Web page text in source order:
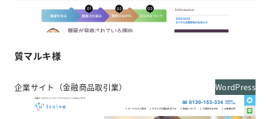
質マルキ様
企業サイト（金融商品取引業） WordPress